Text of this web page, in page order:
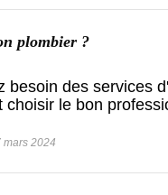
plombier ?
besoin des services
choisir le bon
mars 2024